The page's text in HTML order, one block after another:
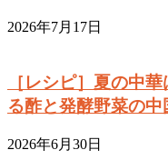
2026年7月17日
［レシピ］夏の中
る酢と発酵野菜の中
2026年6月30日